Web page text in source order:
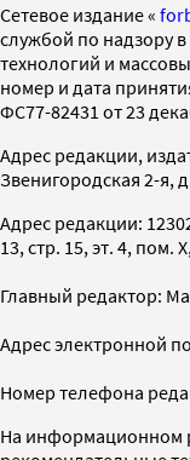
Cетевое издание «
службой по надзору
технологий и
номер и дата
ФС77-82431 от 23
Адрес редакции,
Звенигородская 2-я,
Адрес редакции:
13, стр. 15, эт. 4, пом.
Главный редактор:
Адрес электронной
Номер телефона
На информационном